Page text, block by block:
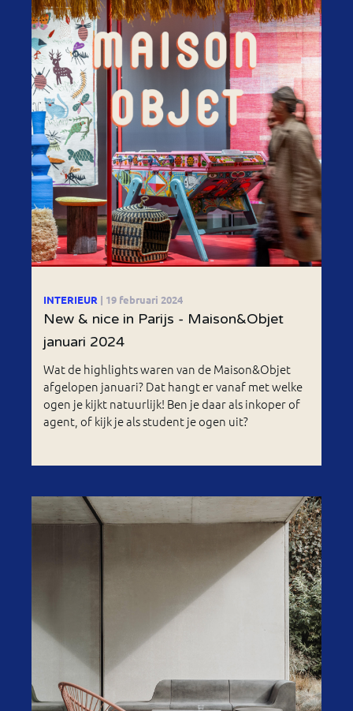
INTERIEUR | 19 februari 2024
New & nice in Parijs - Maison&Objet
januari 2024
Wat de highlights waren van de Maison&Objet
afgelopen januari? Dat hangt er vanaf met welke
ogen je kijkt natuurlijk! Ben je daar als inkoper of
agent, of kijk je als student je ogen uit?